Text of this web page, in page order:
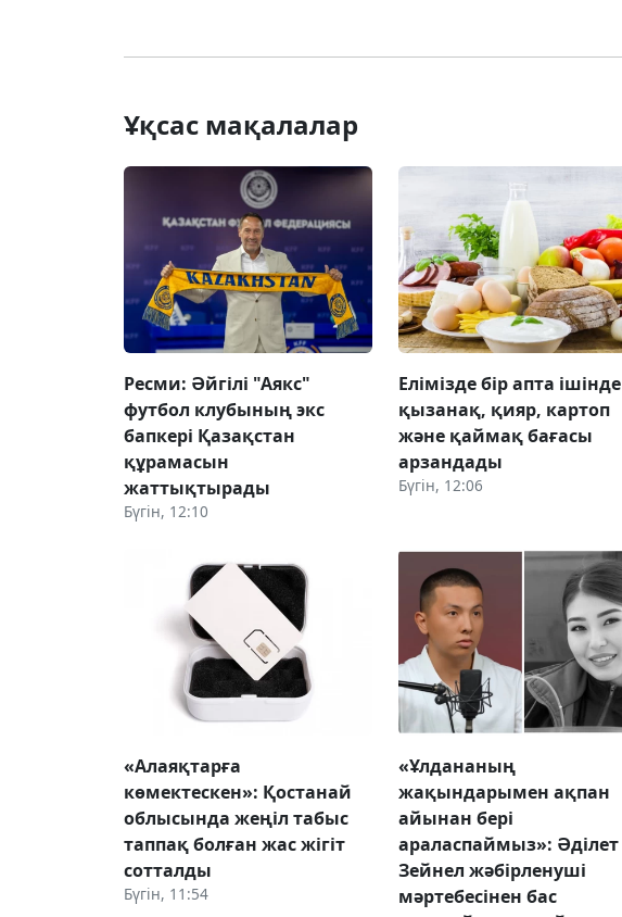
Ұқсас мақалалар
Ресми: Әйгілі "Аякс"
футбол клубының экс
бапкері Қазақстан
құрамасын
жаттықтырады
Бүгін, 12:10
Елімізде бір апта ішінде
қызанақ, қияр, картоп
және қаймақ бағасы
арзандады
Бүгін, 12:06
«Алаяқтарға
көмектескен»: Қостанай
облысында жеңіл табыс
таппақ болған жас жігіт
сотталды
Бүгін, 11:54
«Ұлдананың
жақындарымен ақпан
айынан бері
араласпаймыз»: Әділет
Зейнел жәбірленуші
мәртебесінен бас